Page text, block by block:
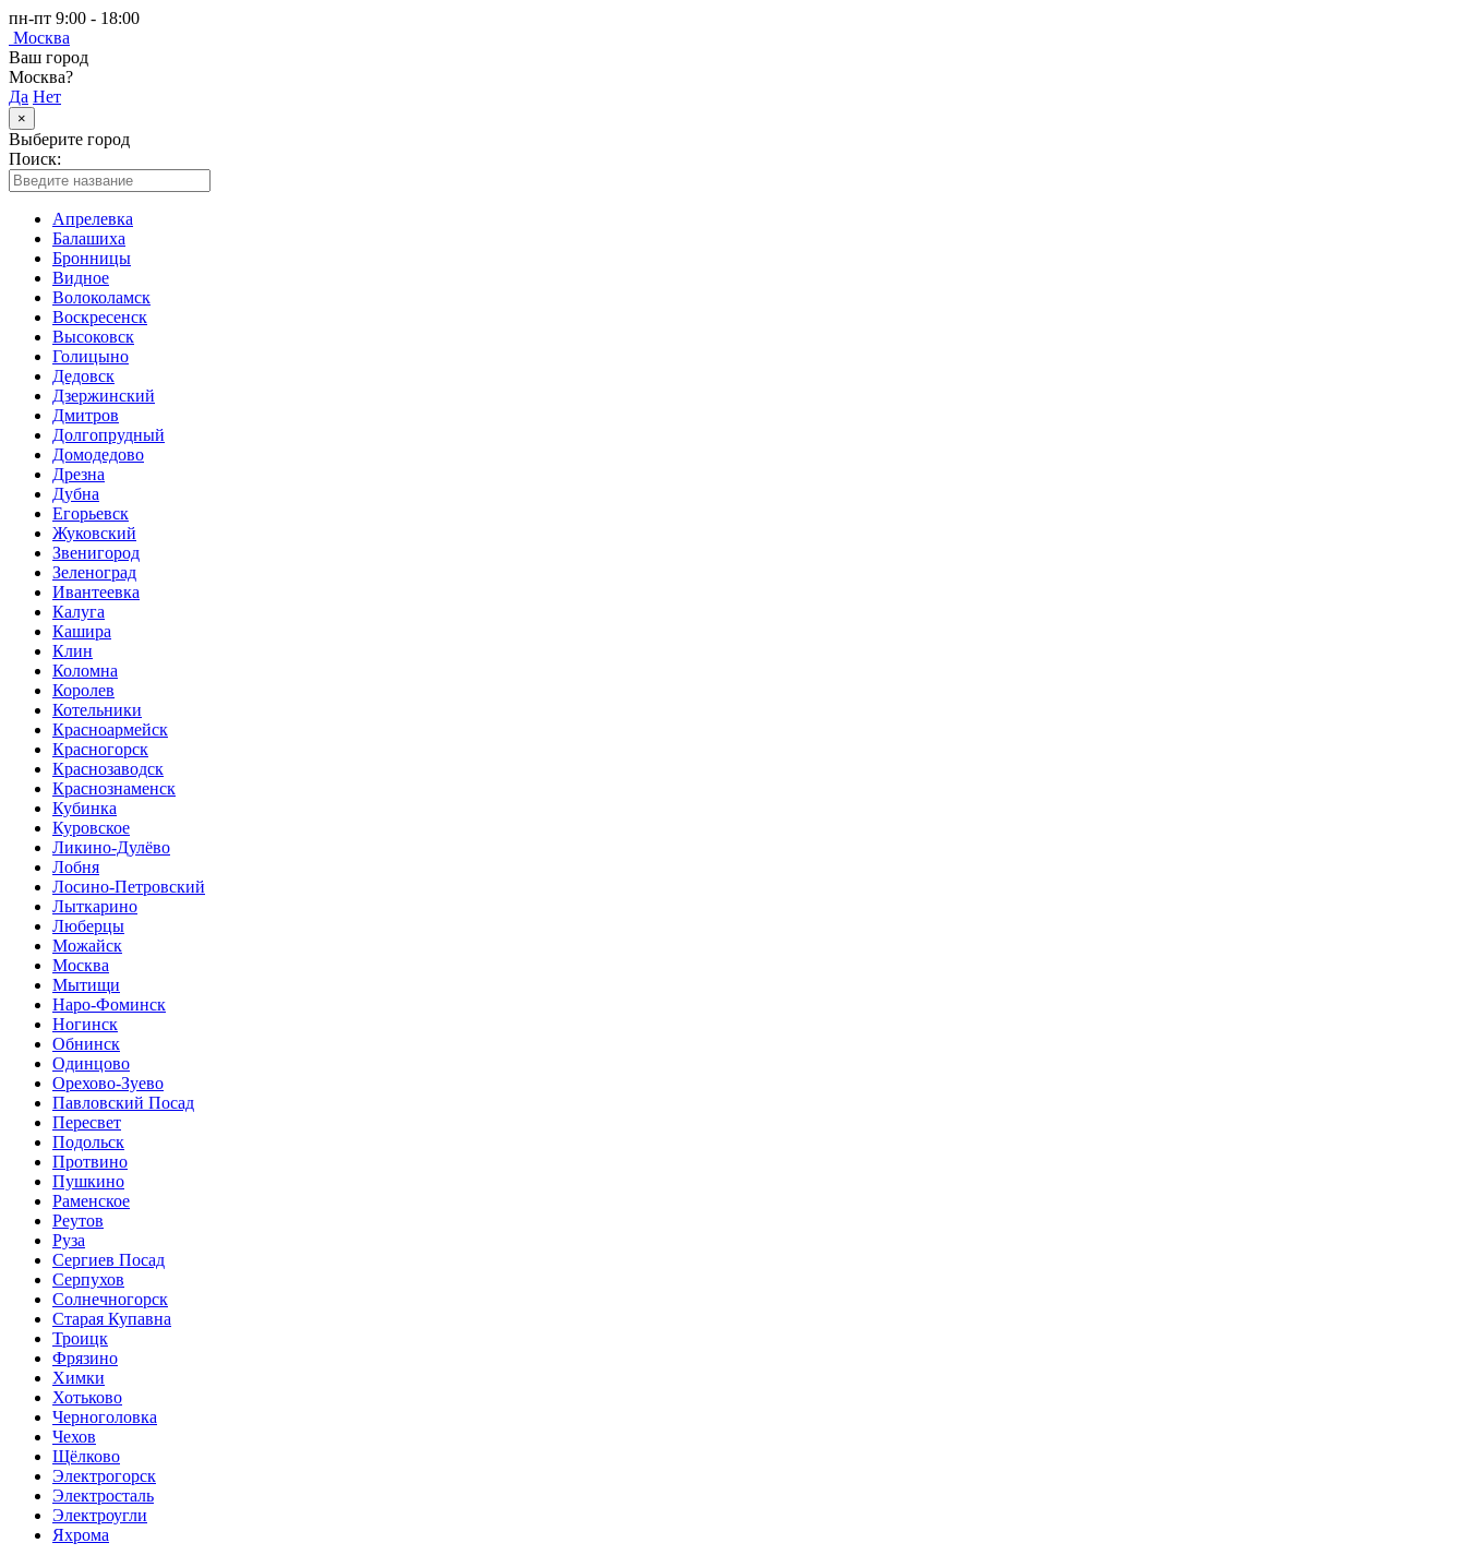
пн-пт 9:00 - 18:00
Москва
Ваш город
Москва?
Да Нет
×
Выберите город
Поиск:
Апрелевка
Балашиха
Бронницы
Видное
Волоколамск
Воскресенск
Высоковск
Голицыно
Дедовск
Дзержинский
Дмитров
Долгопрудный
Домодедово
Дрезна
Дубна
Егорьевск
Жуковский
Звенигород
Зеленоград
Ивантеевка
Калуга
Кашира
Клин
Коломна
Королев
Котельники
Красноармейск
Красногорск
Краснозаводск
Краснознаменск
Кубинка
Куровское
Ликино-Дулёво
Лобня
Лосино-Петровский
Лыткарино
Люберцы
Можайск
Москва
Мытищи
Наро-Фоминск
Ногинск
Обнинск
Одинцово
Орехово-Зуево
Павловский Посад
Пересвет
Подольск
Протвино
Пушкино
Раменское
Реутов
Руза
Сергиев Посад
Серпухов
Солнечногорск
Старая Купавна
Троицк
Фрязино
Химки
Хотьково
Черноголовка
Чехов
Щёлково
Электрогорск
Электросталь
Электроугли
Яхрома